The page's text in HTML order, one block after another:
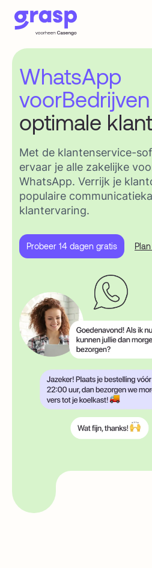
WhatsApp
voorBedrijven
optimale
Met de klantenservice-
ervaar je alle zakelijke
WhatsApp. Verrijk je
populaire
klantervaring.
Probeer 14 dagen gratis